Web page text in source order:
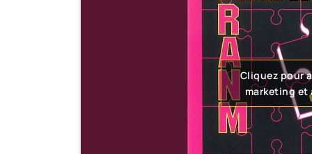
Cliquez pour
marketing et